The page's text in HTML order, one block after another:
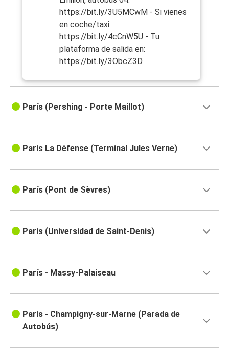
https://bit.ly/3U5MCwM - Si vienes
en coche/taxi:
https://bit.ly/4cCnW5U - Tu
plataforma de salida en:
https://bit.ly/3ObcZ3D
París (Pershing - Porte Maillot)
París La Défense (Terminal Jules Verne)
París (Pont de Sèvres)
París (Universidad de Saint-Denis)
París - Massy-Palaiseau
París - Champigny-sur-Marne (Parada de
Autobús)